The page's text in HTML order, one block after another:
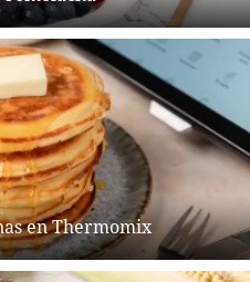
en Thermomix